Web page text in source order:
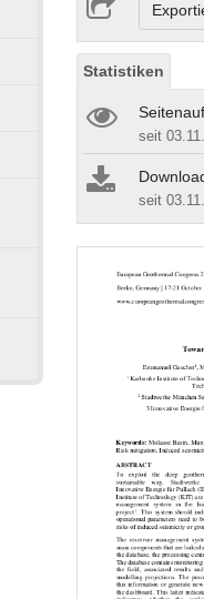
Statistiken
seit
seit